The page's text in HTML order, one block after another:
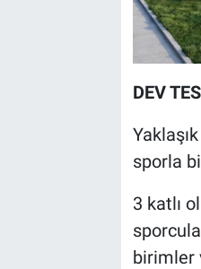
DEV
sporla
3 katlı
birimler